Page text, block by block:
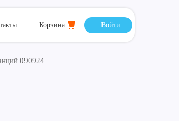
Корзина Войти
090924